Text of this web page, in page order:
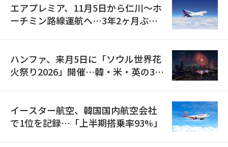
エアプレミア、11月5日から仁川〜ホ
ーチミン路線運航へ…3年2ヶ月ぶり
ハンファ、来月5日に「ソウル世界花
火祭り2026」開催…韓・米・英の3カ
イースター航空、韓国国内航空会社
で1位を記録…「上半期搭乗率93%」